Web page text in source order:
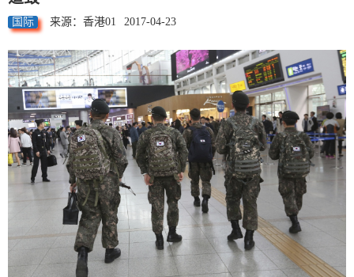
国际 来源：香港01 2017-04-23